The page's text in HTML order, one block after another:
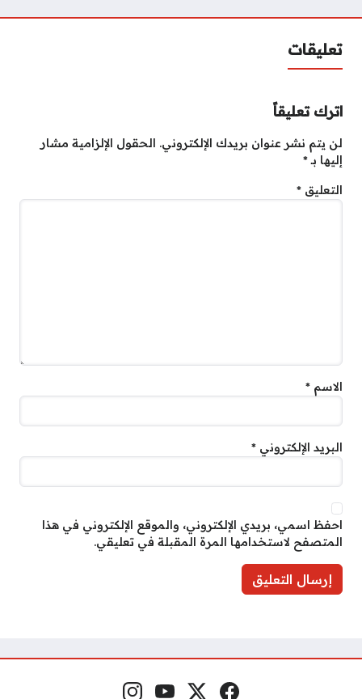
تعليقات
اترك تعليقاً
لن يتم نشر عنوان بريدك الإلكتروني. الحقول الإلزامية مشار
إليها بـ*
التعليق *
الاسم *
البريد الإلكتروني *
احفظ اسمي، بريدي الإلكتروني، والموقع الإلكتروني في هذا
المتصفح لاستخدامها المرة المقبلة في تعليقي.